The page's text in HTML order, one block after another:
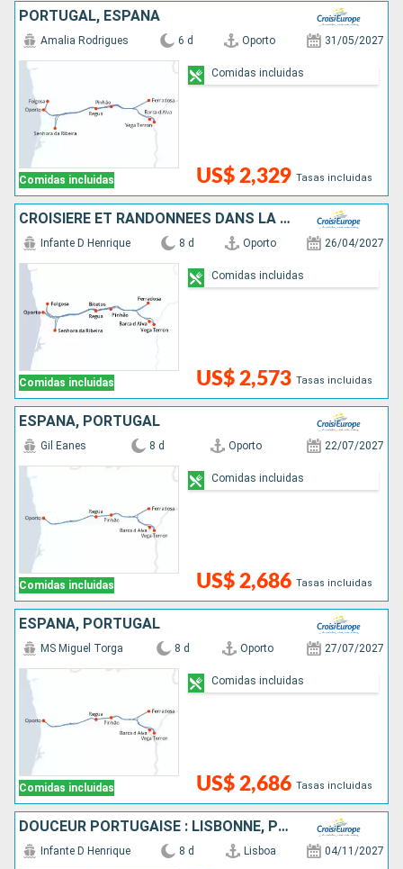
PORTUGAL, ESPAÑA
Comidas incluidas
Amalia Rodrigues 6 d Oporto 31/05/2027
US$ 2,329 Tasas incluidas
Comidas incluidas
CROISIÈRE ET RANDONNÉES DANS LA VALLÉE DU DOURO, UNE NATURE PRÉSERVÉE
Comidas incluidas
Infante D Henrique 8 d Oporto 26/04/2027
US$ 2,573 Tasas incluidas
Comidas incluidas
ESPAÑA, PORTUGAL
Comidas incluidas
Gil Eanes 8 d Oporto 22/07/2027
US$ 2,686 Tasas incluidas
Comidas incluidas
ESPAÑA, PORTUGAL
Comidas incluidas
MS Miguel Torga 8 d Oporto 27/07/2027
US$ 2,686 Tasas incluidas
Comidas incluidas
DOUCEUR PORTUGAISE : LISBONNE, PORTO & LA VALLÉE DU DOURO
Infante D Henrique 8 d Lisboa 04/11/2027